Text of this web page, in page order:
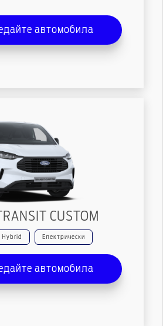
автомобила
CUSTOM
Hybrid Електрически
автомобила